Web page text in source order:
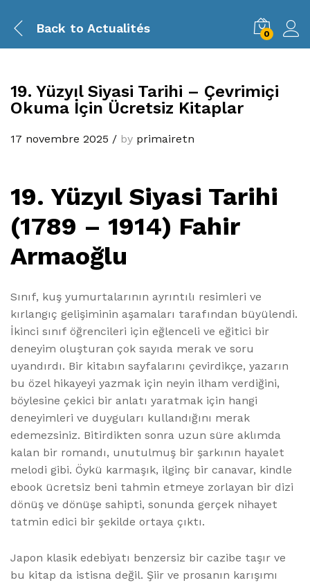
Back to Actualités 0
19. Yüzyıl Siyasi Tarihi – Çevrimiçi
Okuma İçin Ücretsiz Kitaplar
17 novembre 2025 / by primairetn
19. Yüzyıl Siyasi Tarihi
(1789 – 1914) Fahir
Armaoğlu
Sınıf, kuş yumurtalarının ayrıntılı resimleri ve
kırlangıç gelişiminin aşamaları tarafından büyülendi.
İkinci sınıf öğrencileri için eğlenceli ve eğitici bir
deneyim oluşturan çok sayıda merak ve soru
uyandırdı. Bir kitabın sayfalarını çevirdikçe, yazarın
bu özel hikayeyi yazmak için neyin ilham verdiğini,
böylesine çekici bir anlatı yaratmak için hangi
deneyimleri ve duyguları kullandığını merak
edemezsiniz. Bitirdikten sonra uzun süre aklımda
kalan bir romandı, unutulmuş bir şarkının hayalet
melodi gibi. Öykü karmaşık, ilginç bir canavar, kindle
ebook ücretsiz beni tahmin etmeye zorlayan bir dizi
dönüş ve dönüşe sahipti, sonunda gerçek nihayet
tatmin edici bir şekilde ortaya çıktı.
Japon klasik edebiyatı benzersiz bir cazibe taşır ve
bu kitap da istisna değil. Şiir ve prosanın karışımı